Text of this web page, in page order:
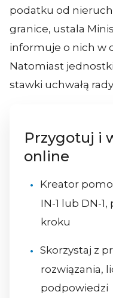
podatku od
granice, ustala
informuje o nich w
Natomiast
stawki uchwałą
Przygotuj i
online
Kreator
IN-1 lub DN-
kroku
Skorzystaj z
rozwiązania,
podpowiedzi